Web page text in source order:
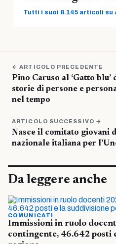
Tutti i suoi 8.145 articoli su
← ARTICOLO PRECEDENTE
Pino Caruso al ‘Gatto
storie di persone e
nel tempo
ARTICOLO SUCCESSIVO →
Nasce il comitato giovani
nazionale italiana per
Da leggere anche
COMUNICATI
Immissioni in ruolo
contingente, 46.642 posti